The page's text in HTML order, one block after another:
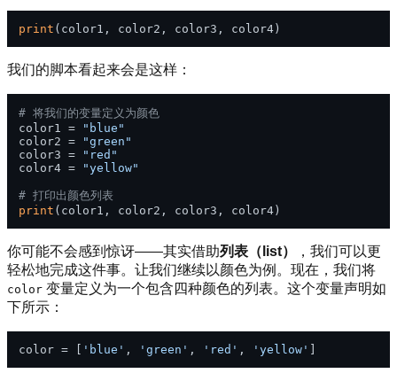
print
我们的脚本看起来会是这样：
# 将我们的变量定义为颜色
color1 =
"blue"
color2 =
"green"
color3 =
"red"
color4 =
"yellow"
# 打印出颜色列表
print
你可能不会感到惊讶——其实借助列表（list）
，我们可以更
轻松地完成这件事。让我们继续以颜色为例。现在，我们将
color 变量定义为一个包含四种颜色的列表。这个变量声明如
下所示：
color = [ 'blue' , 'green' , 'red' , 'yellow'